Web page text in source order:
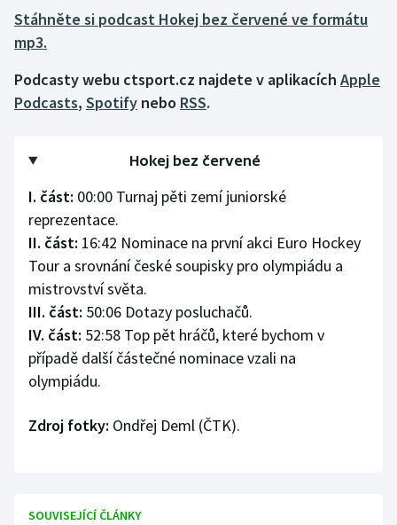
Lyže a snowboard
Moderní pětiboj
Parasport
Plavání
Plážový volejbal
Ragby
Rychlobruslení
Rychlostní kanoistika
Sportovní střelba
Stáhněte si podcast Hokej bez červené ve formátu
mp3.
Podcasty webu ctsport.cz najdete v aplikacích Apple
Podcasts, Spotify nebo RSS.
Hokej bez červené
I. část: 00:00 Turnaj pěti zemí juniorské
reprezentace.
II. část: 16:42 Nominace na první akci Euro Hockey
Tour a srovnání české soupisky pro olympiádu a
mistrovství světa.
III. část: 50:06 Dotazy posluchačů.
IV. část: 52:58 Top pět hráčů, které bychom v
případě další částečné nominace vzali na
olympiádu.
Zdroj fotky: Ondřej Deml (ČTK).
SOUVISEJÍCÍ ČLÁNKY